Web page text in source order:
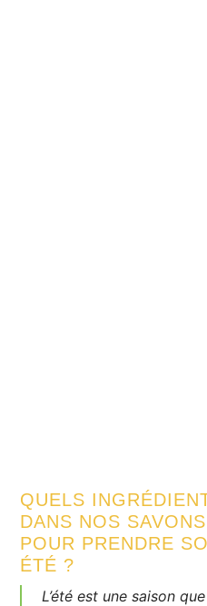
QUELS
DANS NOS
POUR PRENDRE
ÉTÉ ?
L’été est une saison